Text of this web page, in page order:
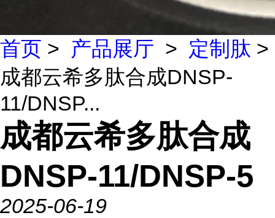
首页 > 产品展厅 > 定制肽 >
成都云希多肽合成DNSP-
11/DNSP...
成都云希多肽合成
DNSP-11/DNSP-5
2025-06-19